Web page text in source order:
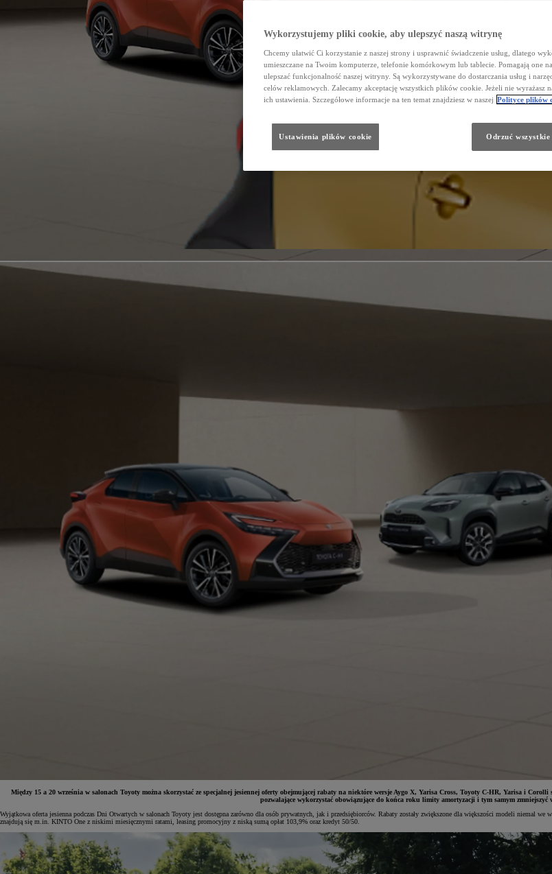
Od
81 900 zł
Yaris Cross
HYBRID
Między 15 a 20 września w salonach Toyoty można skorzystać ze specjalnej jesiennej oferty obejmującej rabaty na niektóre wersje Aygo X, Yarisa Cross, Toyoty C-HR, Yarisa i
pozwalające wykorzystać obowiązujące do końca roku limity amortyzacji i tym samym zmniejszyć
Wyjątkowa oferta jesienna podczas Dni Otwartych w salonach Toyoty jest dostępna zarówno dla osób prywatnych, jak i przedsiębiorców. Rabaty zostały zwiększone dla większości modeli niemal
znajdują się m.in. KINTO One z niskimi miesięcznymi ratami, leasing promocyjny z niską sumą opłat 103,9% oraz kredyt 50/50.
Wykorzystujemy pliki cookie, aby ulepszyć naszą witrynę
Chcemy ułatwić Ci korzystanie z naszej strony i usprawnić świadczenie usług, dlatego
umieszczane na Twoim komputerze, telefonie komórkowym lub tablecie. Pomagają one
ulepszać funkcjonalność naszej witryny. Są wykorzystywane do dostarczania usług i
celów reklamowych. Zalecamy akceptację wszystkich plików cookie. Jeżeli nie wyrażasz
ich ustawienia. Szczegółowe informacje na ten temat znajdziesz w naszej Polityce plików
Odrzuć wszystkie
Ustawienia plików cookie